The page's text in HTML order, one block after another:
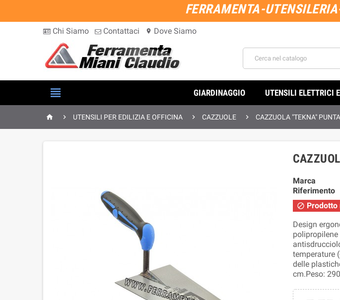
FERRAMENTA-
Chi Siamo Contattaci location_on Dove Siamo
 GIARDINAGGIO UTENSILI ELETTRICI
  UTENSILI PER EDILIZIA E OFFICINA  CAZZUOLE  CAZZUOLA "TEKNA"
Marca
Riferimento
 Prodotto
Design
temperature
delle
cm.Peso: